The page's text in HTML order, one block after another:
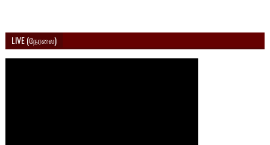
LIVE (நேரலை)